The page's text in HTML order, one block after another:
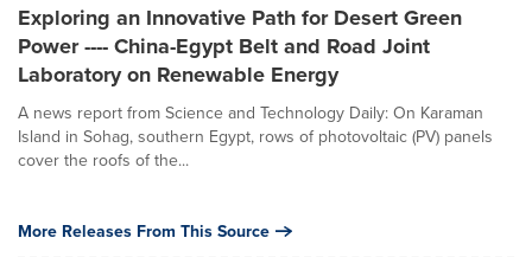
Exploring an Innovative Path for Desert Green
Power ---- China-Egypt Belt and Road Joint
Laboratory on Renewable Energy
A news report from Science and Technology Daily: On Karaman
Island in Sohag, southern Egypt, rows of photovoltaic (PV) panels
cover the roofs of the...
More Releases From This Source